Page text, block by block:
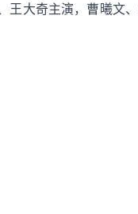
王大奇主演，曹曦文